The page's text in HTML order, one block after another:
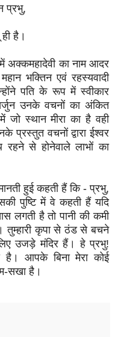
प्रभु,
है।
अक्कमहादेवी का नाम आदर
भक्तिन एवं रहस्यवादी
पति के रूप में स्वीकार
उनके वचनों का अंकित
स्थान मीरा का है वही
वचनों द्वारा ईश्वर
रहने से होनेवाले लाभों का
हुई कहती हैं कि - प्रभु,
पुष्टि में वे कहती हैं यदि
लगती है तो पानी की कमी
तुम्हारी कृपा से ठंड से बचने
उजड़े मंदिर हैं। हे प्रभु!
है। आपके बिना मेरा कोई
सखा है।